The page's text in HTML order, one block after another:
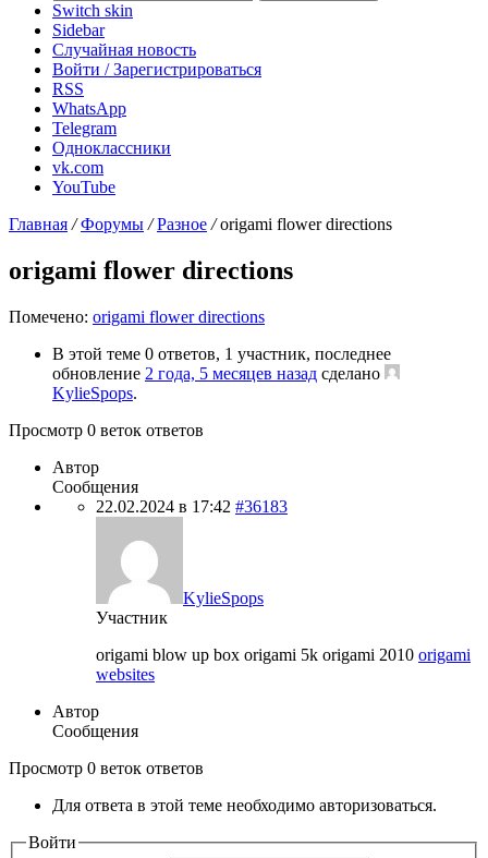
Switch skin
Sidebar
Случайная новость
Войти / Зарегистрироваться
RSS
WhatsApp
Telegram
Одноклассники
vk.com
YouTube
Главная / Форумы / Разное / origami flower directions
origami flower directions
Помечено: origami flower directions
В этой теме 0 ответов, 1 участник, последнее
обновление 2 года, 5 месяцев назад сделано
KylieSpops.
Просмотр 0 веток ответов
Автор
Сообщения
22.02.2024 в 17:42 #36183
KylieSpops
Участник
origami blow up box origami 5k origami 2010 origami
websites
Автор
Сообщения
Просмотр 0 веток ответов
Для ответа в этой теме необходимо авторизоваться.
Войти